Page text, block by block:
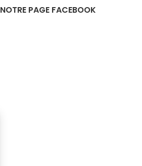
NOTRE PAGE FACEBOOK